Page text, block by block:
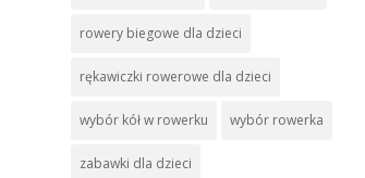
rowery biegowe dla dzieci
rękawiczki rowerowe dla dzieci
wybór kół w rowerku wybór rowerka
zabawki dla dzieci